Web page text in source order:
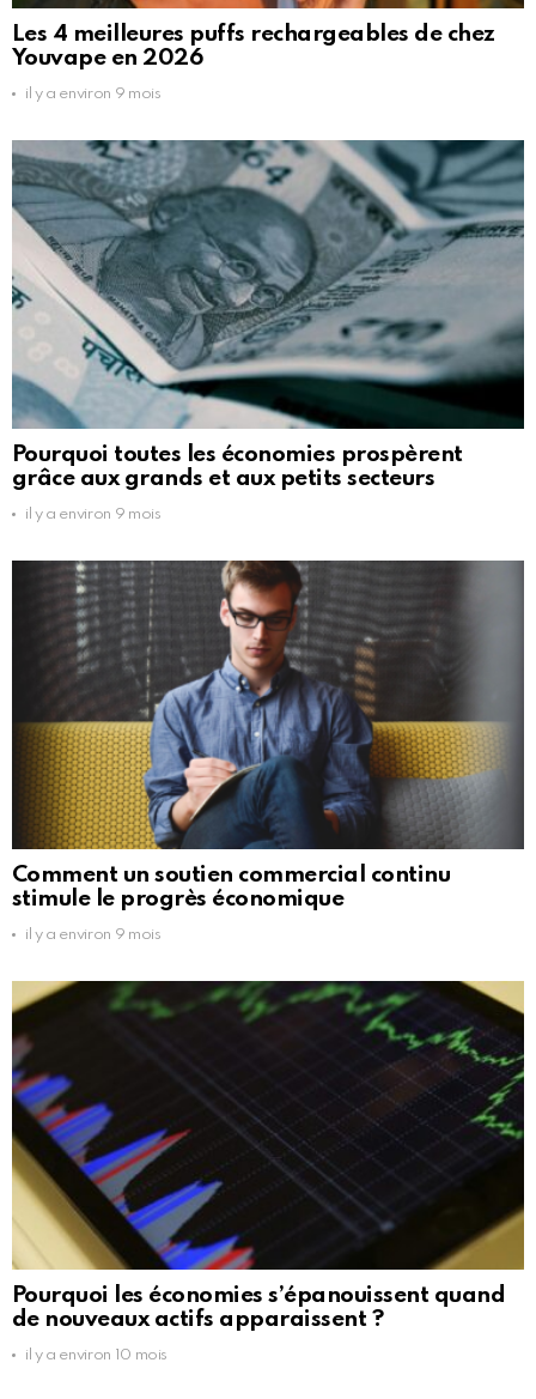
Les 4 meilleures puffs rechargeables de chez
Youvape en 2026
il y a environ 9 mois
Pourquoi toutes les économies prospèrent
grâce aux grands et aux petits secteurs
il y a environ 9 mois
Comment un soutien commercial continu
stimule le progrès économique
il y a environ 9 mois
Pourquoi les économies s’épanouissent quand
de nouveaux actifs apparaissent ?
il y a environ 10 mois